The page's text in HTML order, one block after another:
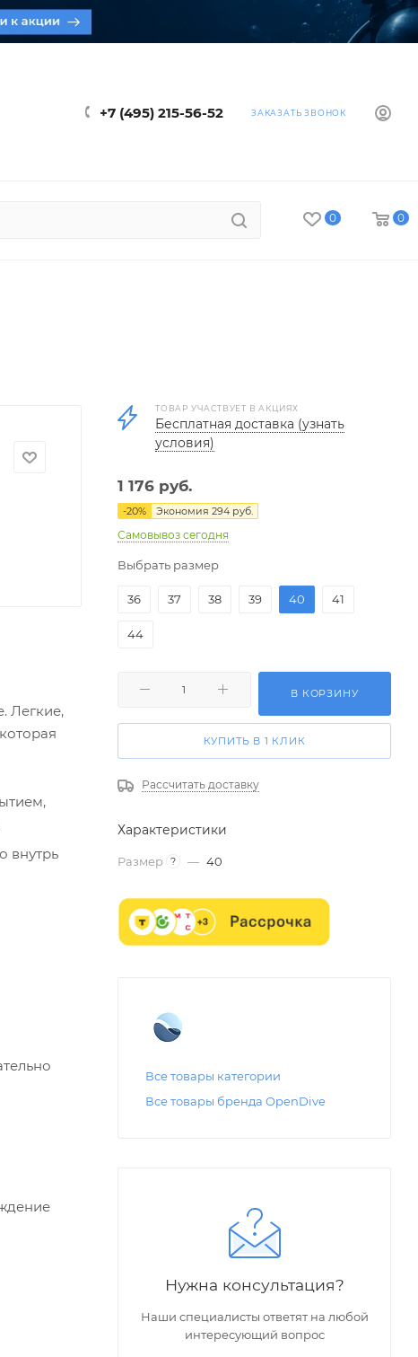
+7 (495) 215-56-52 ЗАКАЗАТЬ ЗВОНОК
0 0
Легкие,
внутрь
ТОВАР УЧАСТВУЕТ В АКЦИЯХ
Бесплатная доставка (узнать
условия)
1 176 руб.
-20% Экономия 294 руб.
Самовывоз сегодня
Выбрать размер
36 37 38 39 40 41
44
В КОРЗИНУ
КУПИТЬ В 1 КЛИК
Рассчитать доставку
Характеристики
Размер ? — 40
Все товары категории
Все товары бренда OpenDive
Нужна консультация?
Наши специалисты ответят на любой
интересующий вопрос